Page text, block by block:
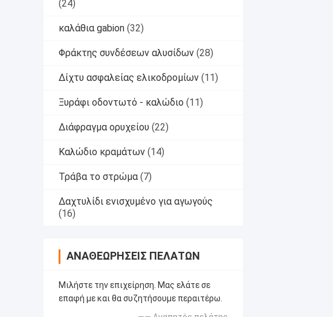
(24)
καλάθια gabion (32)
Φράκτης συνδέσεων αλυσίδων (28)
Δίχτυ ασφαλείας ελικοδρομίων (11)
Ξυράφι οδοντωτό - καλώδιο (11)
Διάφραγμα ορυχείου (22)
Καλώδιο κραμάτων (14)
Τράβα το στρώμα (7)
Δαχτυλίδι ενισχυμένο για αγωγούς
(16)
ΑΝΑΘΕΩΡΉΣΕΙΣ ΠΕΛΑΤΏΝ
Μιλήστε την επιχείρηση. Μας ελάτε σε
επαφή με και θα συζητήσουμε περαιτέρω.